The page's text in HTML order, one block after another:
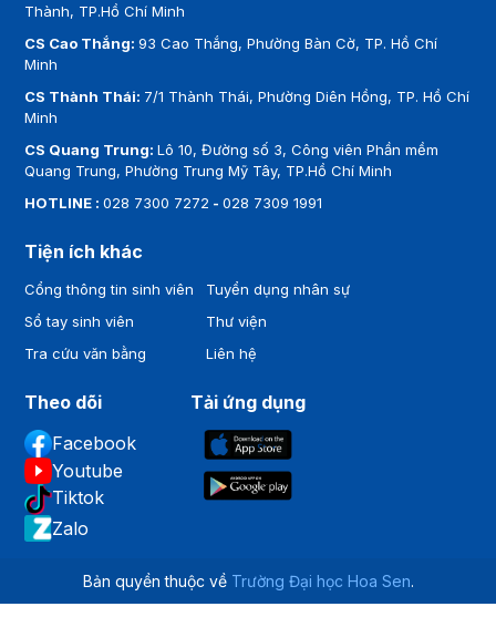
Thành, TP.Hồ Chí Minh
CS Cao Thắng:93 Cao Thắng, Phường Bàn Cờ, TP. Hồ Chí
Minh
CS Thành Thái: 7/1 Thành Thái, Phường Diên Hồng, TP. Hồ Chí
Minh
CS Quang Trung:Lô 10, Đường số 3, Công viên Phần mềm
Quang Trung, Phường Trung Mỹ Tây, TP.Hồ Chí Minh
HOTLINE :028 7300 7272 -028 7309 1991
Tiện ích khác
Cổng thông tin sinh viên
Sổ tay sinh viên
Tra cứu văn bằng
Tuyển dụng nhân sự
Thư viện
Liên hệ
Theo dõi
Facebook
Youtube
Tiktok
Zalo
Tải ứng dụng
Bản quyền thuộc về Trường Đại học Hoa Sen.